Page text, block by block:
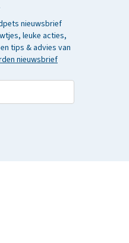
nieuwsbrief
leuke acties,
tips & advies van
nieuwsbrief